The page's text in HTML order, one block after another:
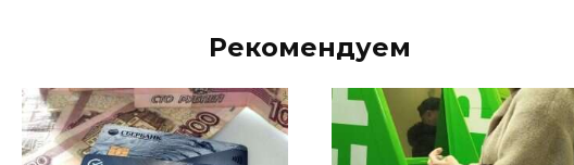
Рекомендуем